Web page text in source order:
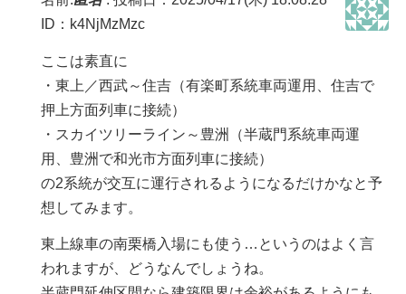
ID：k4NjMzMzc
ここは素直に
・東上／西武～住吉（有楽町系統車両運用、住吉で
押上方面列車に接続）
・スカイツリーライン～豊洲（半蔵門系統車両運
用、豊洲で和光市方面列車に接続）
の2系統が交互に運行されるようになるだけかなと予
想してみます。
東上線車の南栗橋入場にも使う…というのはよく言
われますが、どうなんでしょうね。